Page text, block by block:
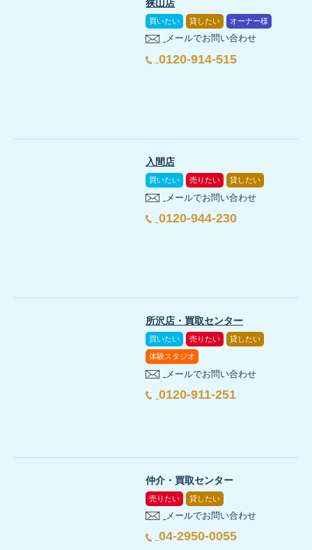
狭山店
買いたい 貸したい オーナー様
メールでお問い合わせ
0120-914-515
入間店
買いたい 売りたい 貸したい
メールでお問い合わせ
0120-944-230
所沢店・買取センター
買いたい 売りたい 貸したい
体験スタジオ
メールでお問い合わせ
0120-911-251
仲介・買取センター
売りたい 貸したい
メールでお問い合わせ
04-2950-0055